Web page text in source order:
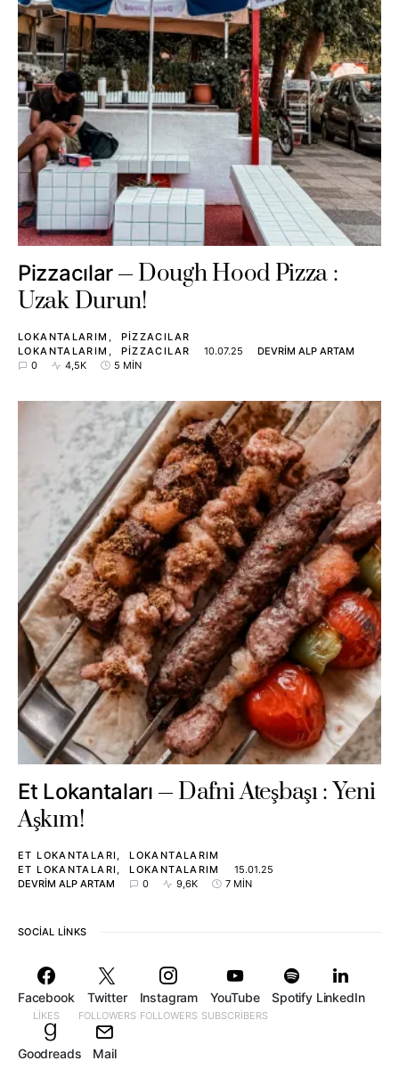
Pizzacılar
Dough Hood Pizza :
Uzak Durun!
LOKANTALARIM
PIZZACILAR
LOKANTALARIM
PIZZACILAR 10.07.25
DEVRIM ALP ARTAM
0
4,5K 5 MIN
Et Lokantaları
Dafni Ateşbaşı : Yeni
Aşkım!
ET LOKANTALARI
LOKANTALARIM
ET LOKANTALARI
LOKANTALARIM
15.01.25
DEVRIM ALP ARTAM
0 9,6K 7 MIN
SOCIAL LINKS
Facebook
LIKES
Twitter
FOLLOWERS
Instagram
FOLLOWERS
YouTube
SUBSCRIBERS
Spotify LinkedIn
Goodreads Mail